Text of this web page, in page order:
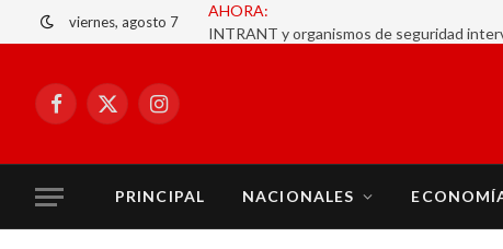
viernes, agosto 7
Facebook
X
Instagram
PRINCIPAL NACIONALES